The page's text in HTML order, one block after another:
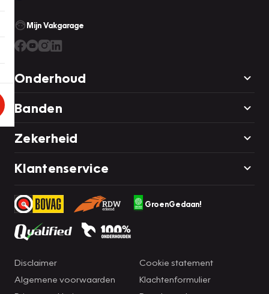
Mijn Vakgarage
Onderhoud
Banden
Zekerheid
Klantenservice
GroenGedaan!
Disclaimer
Algemene voorwaarden
Cookie statement
Klachtenformulier